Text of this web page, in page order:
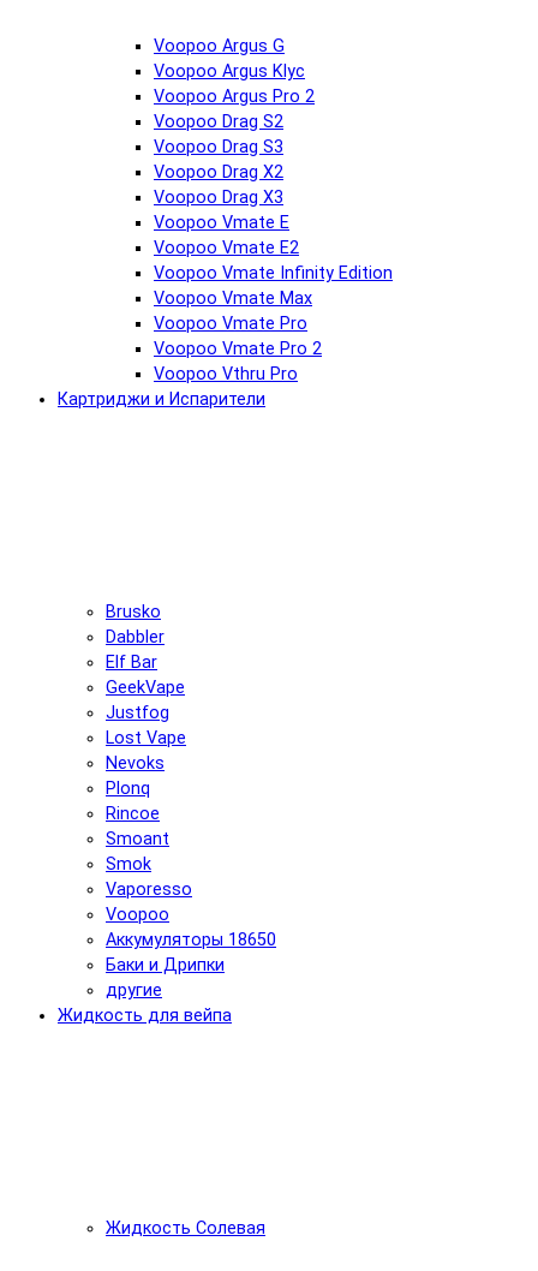
Voopoo Argus G
Voopoo Argus Klyc
Voopoo Argus Pro 2
Voopoo Drag S2
Voopoo Drag S3
Voopoo Drag X2
Voopoo Drag X3
Voopoo Vmate E
Voopoo Vmate E2
Voopoo Vmate Infinity Edition
Voopoo Vmate Max
Voopoo Vmate Pro
Voopoo Vmate Pro 2
Voopoo Vthru Pro
Картриджи и Испарители
Brusko
Dabbler
Elf Bar
GeekVape
Justfog
Lost Vape
Nevoks
Plonq
Rincoe
Smoant
Smok
Vaporesso
Voopoo
Аккумуляторы 18650
Баки и Дрипки
другие
Жидкость для вейпа
Жидкость Солевая